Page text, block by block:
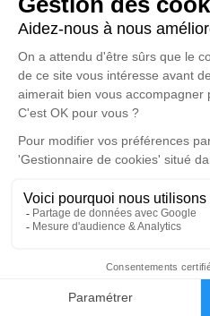
Faire-part
honorer la mémoire de Gisèle
Un service de plantation
mercredi 02 avril
Chambre Funeraire
10 Rue Charles Maire